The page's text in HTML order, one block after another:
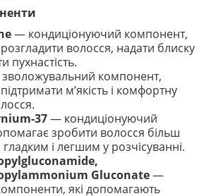
— кондиціонуючий компонент,
волосся, надати блиску
пухнастість.
компонент,
м’якість і комфортну
37— кондиціонуючий
зробити волосся більш
і легшим у розчісуванні.
Gluconate—
які допомагають